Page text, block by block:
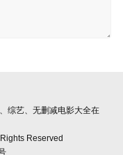
综艺、无删减电影大全在
Reserved